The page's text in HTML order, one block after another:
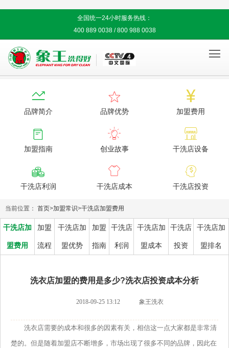
全国统一24小时服务热线：
400 889 0038 / 800 988 0038


品牌简介

品牌优势

加盟费用

加盟指南

创业故事

干洗店设备

干洗店利润

干洗店成本

干洗店投资
当前位置： 首页>加盟常识>干洗店加盟费用
干洗店加
盟费用
加盟
流程
干洗店加
盟优势
加盟
指南
干洗店
利润
干洗店加
盟成本
干洗店
投资
干洗店加
盟排名
洗衣店加盟的费用是多少?洗衣店投资成本分析
2018-09-25 13:12 象王洗衣
洗衣店需要的成本和很多的因素有关，相信这一点大家都是非常清
楚的。但是随着加盟店不断增多，市场出现了很多不同的品牌，因此在